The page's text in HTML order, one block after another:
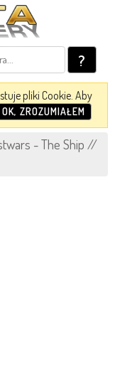
?
pliki Cookie. Aby
OK, ZROZUMIAŁEM
- The Ship //